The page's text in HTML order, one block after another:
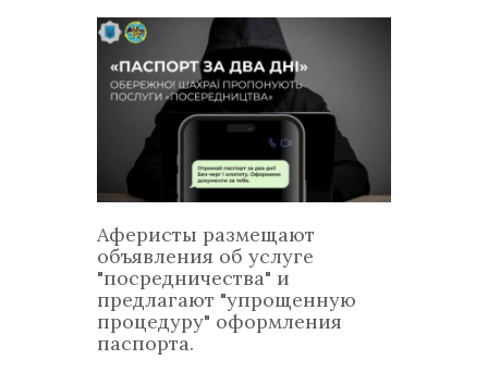
комментариев: 0
Аферисты размещают
объявления об услуге
"посредничества" и
предлагают "упрощенную
процедуру" оформления
паспорта.